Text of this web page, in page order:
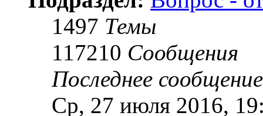
1497 Темы
117210 Сообщения
Последнее сообщение
Ср, 27 июля 2016,